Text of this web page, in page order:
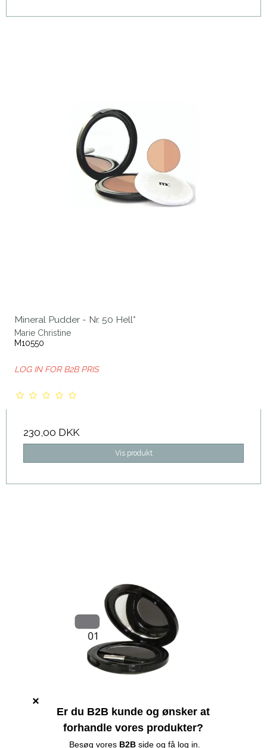
Mineral Pudder - Nr. 50 Hell*
Marie Christine
M10550
LOG IN FOR B2B PRIS
230,00 DKK
Vis produkt